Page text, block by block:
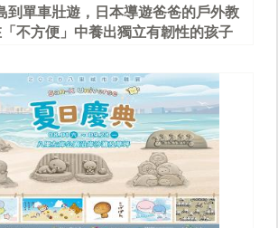
到單車壯遊，日本導遊爸爸的戶外教
不方便」中養出獨立有韌性的孩子